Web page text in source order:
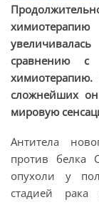
сравнению с
сложнейших
мировую
Антитела
против белка
опухоли у
стадией